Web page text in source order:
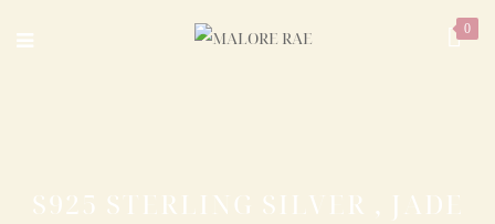
0
S925 STERLING SILVER , JADE